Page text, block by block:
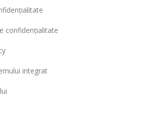
confidențialitate
integrat